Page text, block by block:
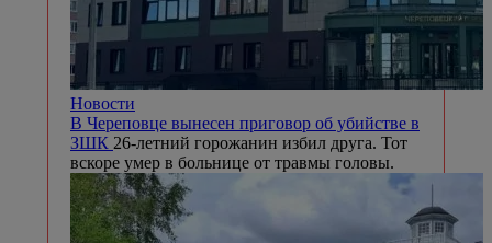
Новости
В Череповце вынесен приговор об убийстве в
ЗШК 26-летний горожанин избил друга. Тот
вскоре умер в больнице от травмы головы.